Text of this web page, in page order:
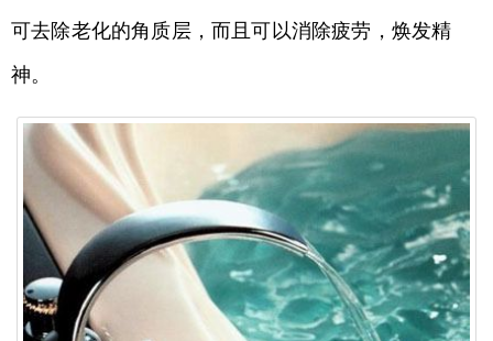
可去除老化的角质层，而且可以消除疲劳，焕发精
神。